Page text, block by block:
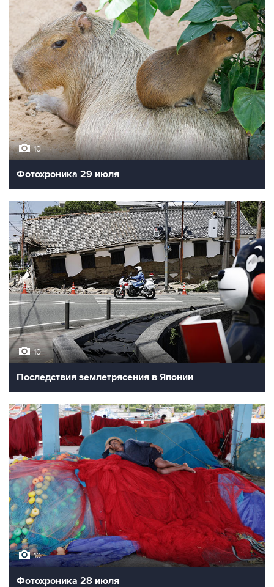
10
Фотохроника 29 июля
10
Последствия землетрясения в Японии
10
Фотохроника 28 июля